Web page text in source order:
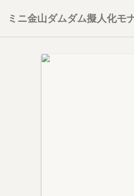
ミニ金山ダムダム擬人化モ